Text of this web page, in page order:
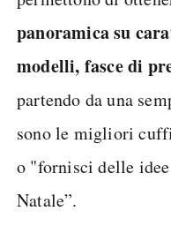
panoramica su
modelli, fasce di
partendo da una
sono le migliori
o "fornisci delle
Natale”.